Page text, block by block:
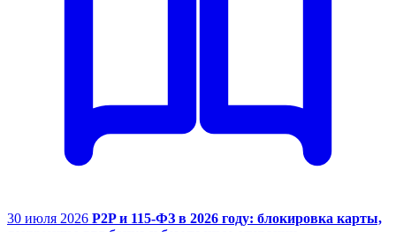
30 июля 2026 P2P и 115-ФЗ в 2026 году: блокировка карты,